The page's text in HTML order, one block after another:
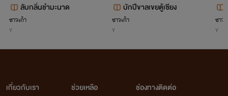
ลับกลิ่นชำมะนาด
ซาวเก้า
Y
บักปีขาลเขยตู้เซียง
ซาวเก้า
Y
ซาว
Y
เกี่ยวกับเรา
ช่วยเหลือ
ช่องทางติดต่อ